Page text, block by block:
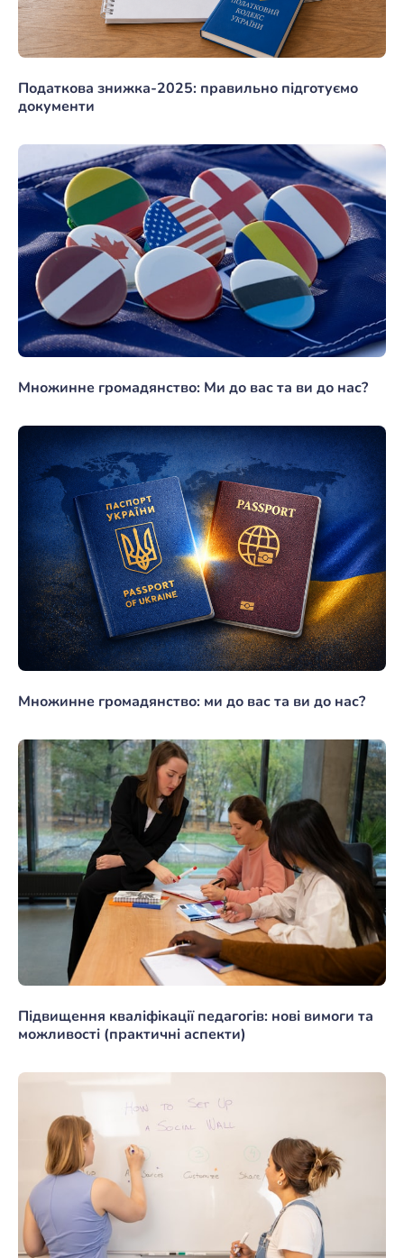
Податкова знижка-2025: правильно підготуємо
документи
Множинне громадянство: Ми до вас та ви до нас?
Множинне громадянство: ми до вас та ви до нас?
Підвищення кваліфікації педагогів: нові вимоги та
можливості (практичні аспекти)